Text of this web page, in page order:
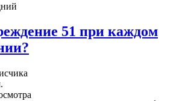
51 при каждом